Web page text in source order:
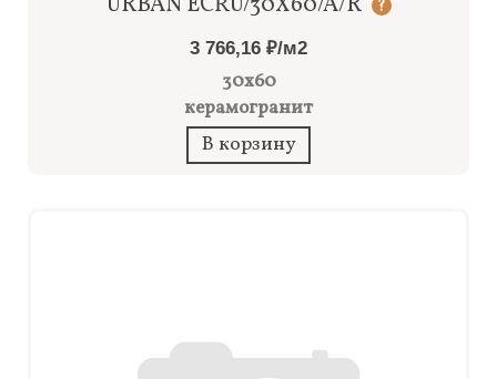
?
3 766,16 ₽/м2
30x60
керамогранит
В корзину